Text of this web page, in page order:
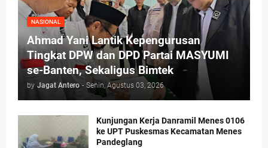
NASIONAL
Ahmad Yani Lantik Kepengurusan
Tingkat DPW dan DPD Partai MASYUMI
se-Banten, Sekaligus Bimtek
by Jagat Antero - Senin, Agustus 03, 2026
Kunjungan Kerja Danramil Menes 0106
ke UPT Puskesmas Kecamatan Menes
Pandeglang